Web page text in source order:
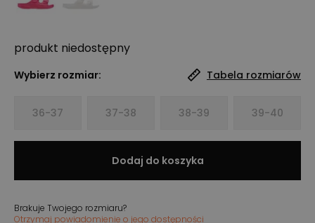
produkt niedostępny
Wybierz rozmiar: Tabela rozmiarów
36-37 37-38 38-39 39-40
Dodaj do koszyka
Brakuje Twojego rozmiaru?
Otrzymaj powiadomienie o jego dostępności